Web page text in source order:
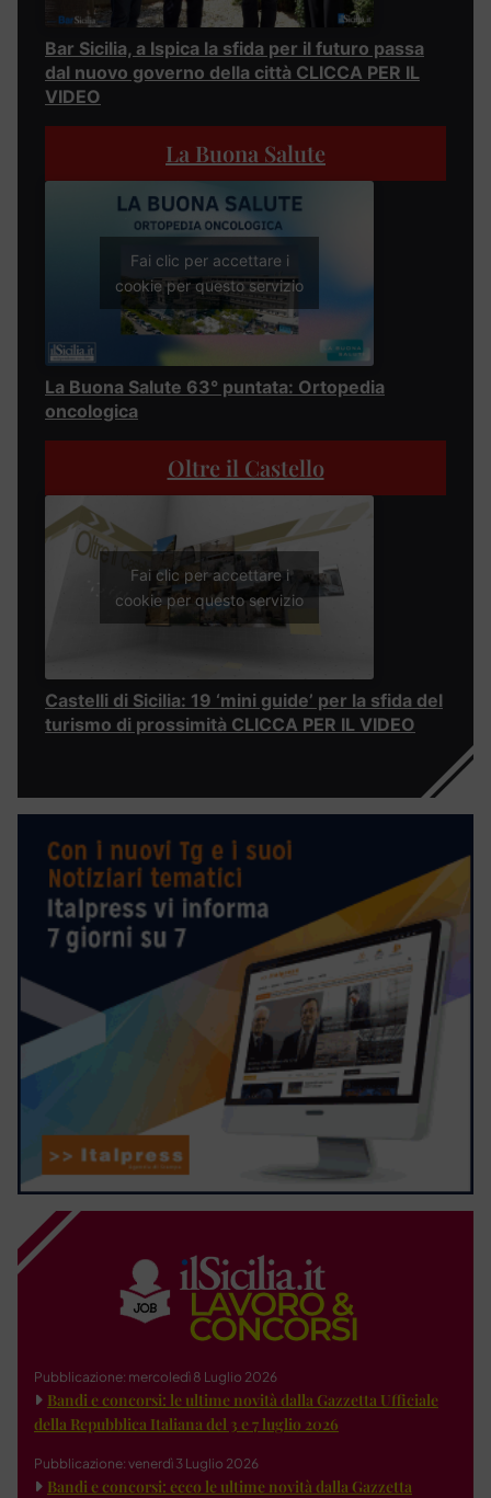
Bar Sicilia, a Ispica la sfida per il futuro passa
dal nuovo governo della città CLICCA PER IL
VIDEO
La Buona Salute
Fai clic per accettare i
cookie per questo servizio
La Buona Salute 63° puntata: Ortopedia
oncologica
Oltre il Castello
Fai clic per accettare i
cookie per questo servizio
Castelli di Sicilia: 19 ‘mini guide’ per la sfida del
turismo di prossimità CLICCA PER IL VIDEO
Pubblicazione: mercoledì 8 Luglio 2026
Bandi e concorsi: le ultime novità dalla Gazzetta Ufficiale
della Repubblica Italiana del 3 e 7 luglio 2026
Pubblicazione: venerdì 3 Luglio 2026
Bandi e concorsi: ecco le ultime novità dalla Gazzetta